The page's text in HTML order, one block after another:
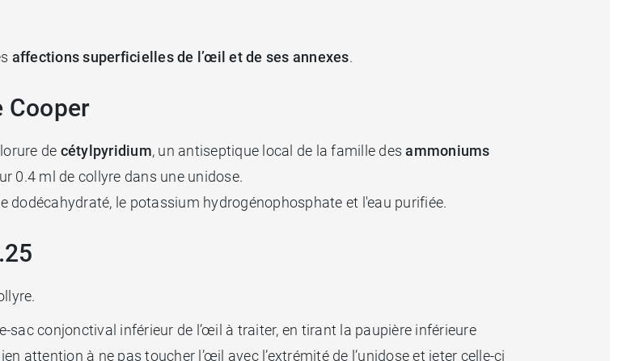
affections superficielles de l’œil et de ses annexes.
Cooper
de cétylpyridium, un antiseptique local de la famille desammoniums
0.4 ml de collyre dans une unidose.
le potassium hydrogénophosphate et l'eau purifiée.
sac conjonctival inférieur de l’œil à traiter, en tirant la paupière inférieure
attention à ne pas toucher l’œil avec l’extrémité de l’unidose et jeter celle-ci